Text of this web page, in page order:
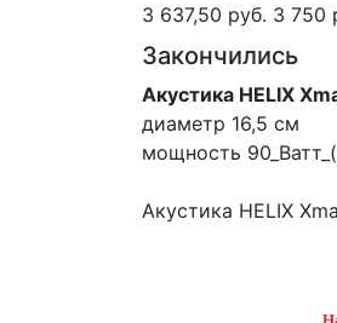
3 637,50 руб. 3 750
Закончились
Акустика HELIX
диаметр 16,5 см
мощность
Акустика HELIX